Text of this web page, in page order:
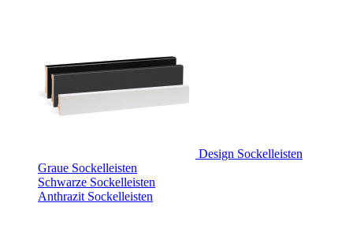
Design Sockelleisten
Graue Sockelleisten
Schwarze Sockelleisten
Anthrazit Sockelleisten